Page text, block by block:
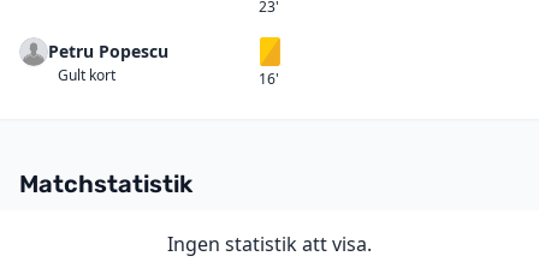
23'
Petru Popescu
Gult kort
Gult kort
16'
Matchstatistik
Ingen statistik att visa.